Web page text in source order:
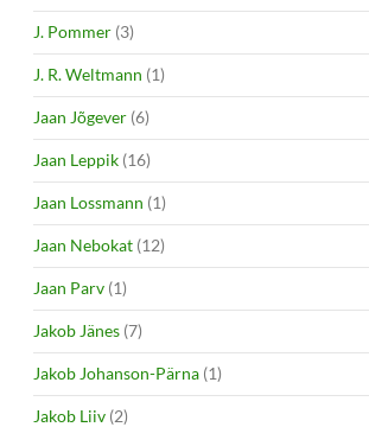
J. Pommer (3)
J. R. Weltmann (1)
Jaan Jõgever (6)
Jaan Leppik (16)
Jaan Lossmann (1)
Jaan Nebokat (12)
Jaan Parv (1)
Jakob Jänes (7)
Jakob Johanson-Pärna (1)
Jakob Liiv (2)